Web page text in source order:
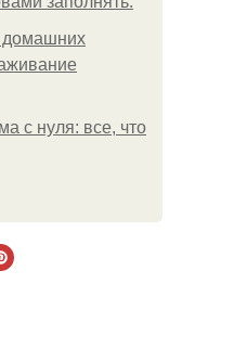
домашних
с нуля: все, что